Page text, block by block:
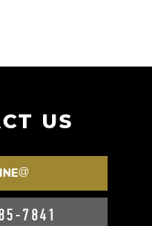
US
@
7841